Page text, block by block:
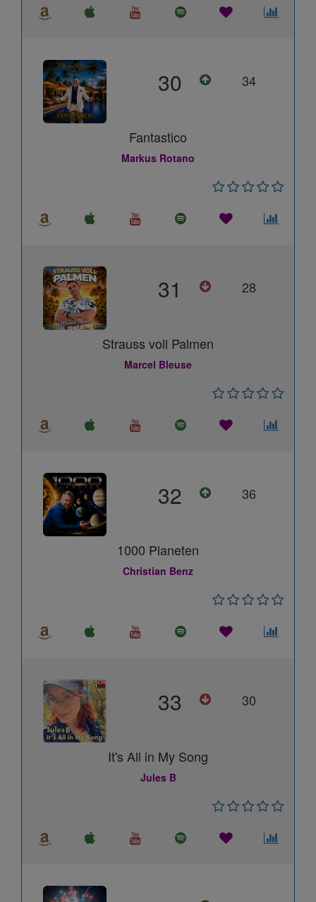
30 34
Fantastico
Markus Rotano
31 28
Strauss voll Palmen
Marcel Bleuse
32 36
1000 Planeten
Christian Benz
33 30
It's All in My Song
Jules B